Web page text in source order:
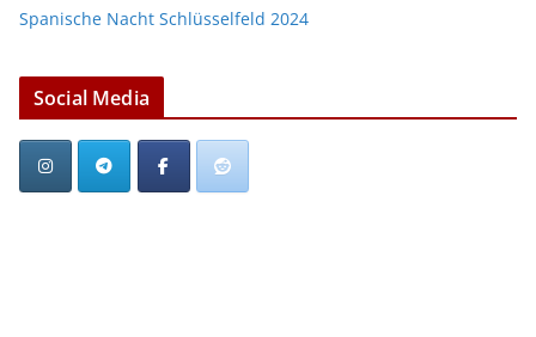
Spanische Nacht Schlüsselfeld 2024
Social Media